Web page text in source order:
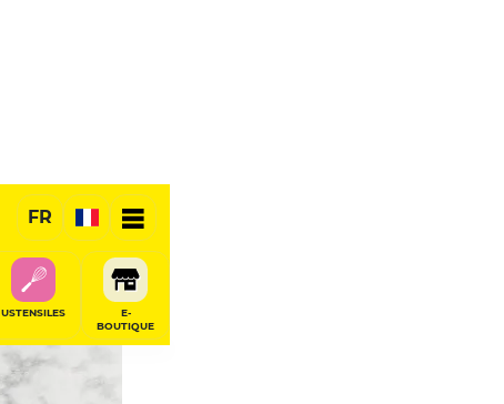
FR
USTENSILES
E-
BOUTIQUE